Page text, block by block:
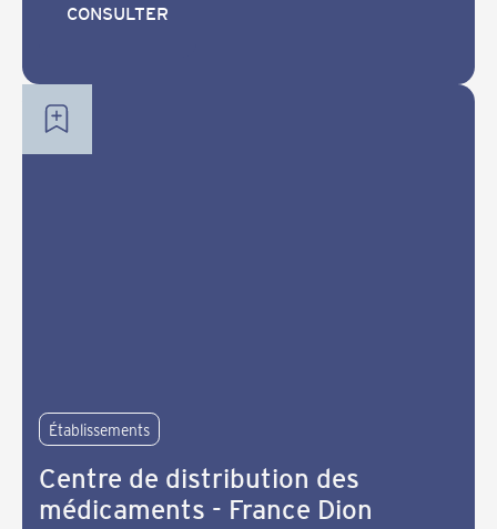
CONSULTER
CONSULTER
Établissements
Centre de distribution des
médicaments - France Dion